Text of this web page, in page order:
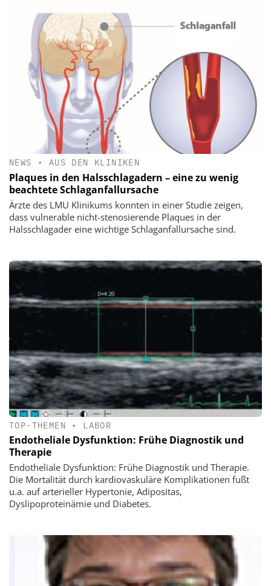
NEWS • AUS DEN KLINIKEN
Plaques in den Halsschlagadern – eine zu wenig
beachtete Schlaganfallursache
Ärzte des LMU Klinikums konnten in einer Studie zeigen,
dass vulnerable nicht-stenosierende Plaques in der
Halsschlagader eine wichtige Schlaganfallursache sind.
TOP-THEMEN • LABOR
Endotheliale Dysfunktion: Frühe Diagnostik und
Therapie
Endotheliale Dysfunktion: Frühe Diagnostik und Therapie.
Die Mortalität durch kardiovaskuläre Komplikationen fußt
u.a. auf arterieller Hypertonie, Adipositas,
Dyslipoproteinämie und Diabetes.